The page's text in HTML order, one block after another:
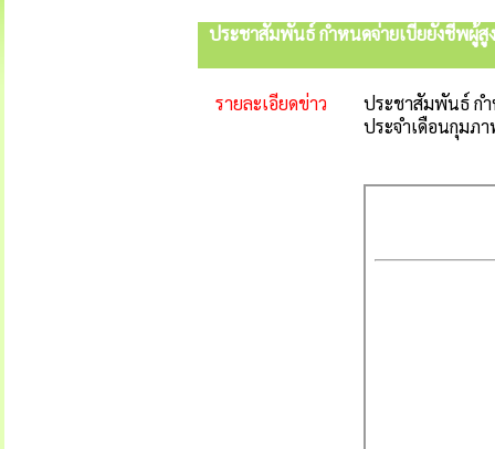
ประชาสัมพันธ์ กำหนดจ่ายเบี้ยยังชีพผู้
รายละเอียดข่าว
ประชาสัมพันธ์ ก
ประจำเดือนกุมภ